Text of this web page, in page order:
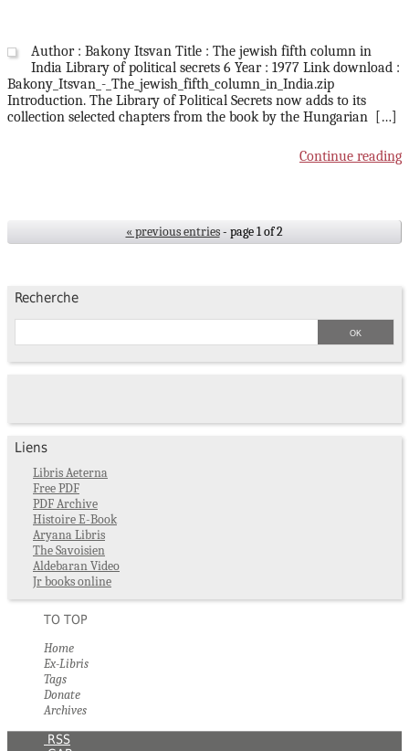
Author : Bakony Itsvan Title : The jewish fifth column in
India Library of political secrets 6 Year : 1977 Link download :
Bakony_Itsvan_-_The_jewish_fifth_column_in_India.zip
Introduction. The Library of Political Secrets now adds to its
collection selected chapters from the book by the Hungarian […]
Continue reading
« previous entries- page 1 of 2
Recherche
Liens
Libris Aeterna
Free PDF
PDF Archive
Histoire E-Book
Aryana Libris
The Savoisien
Aldebaran Video
Jr books online
TO TOP
Home
Ex-Libris
Tags
Donate
Archives
RSS